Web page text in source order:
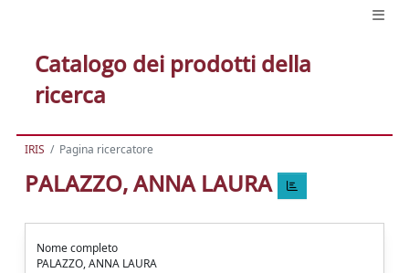
Catalogo dei prodotti della
ricerca
IRIS Pagina ricercatore
PALAZZO, ANNA LAURA
Nome completo
PALAZZO, ANNA LAURA